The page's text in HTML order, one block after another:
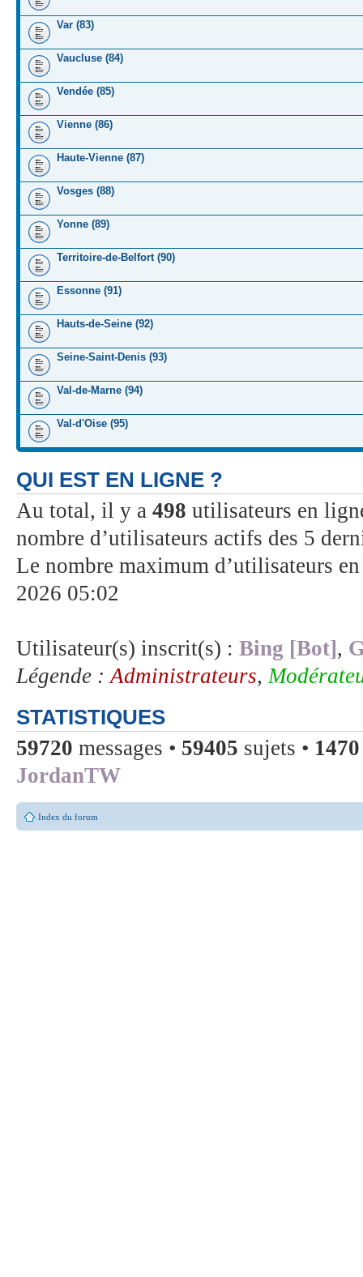
Var (83)
Vaucluse (84)
Vendée (85)
Vienne (86)
Haute-Vienne (87)
Vosges (88)
Yonne (89)
Territoire-de-Belfort (90)
Essonne (91)
Hauts-de-Seine (92)
Seine-Saint-Denis (93)
Val-de-Marne (94)
Val-d'Oise (95)
QUI EST EN LIGNE ?
Au total, il y a 498 utilisateurs en
nombre d’utilisateurs actifs des 5
Le nombre maximum d’utilisateurs
2026 05:02
Utilisateur(s) inscrit(s) : Bing [Bot],
Légende : Administrateurs,
STATISTIQUES
59720 messages • 59405 sujets • 1470
JordanTW
Index du forum